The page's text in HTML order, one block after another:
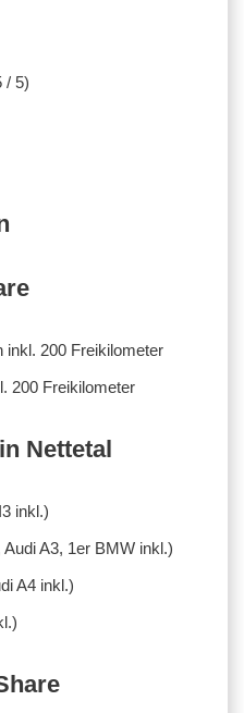
/ 5)
inkl. 200 Freikilometer
200 Freikilometer
Nettetal
inkl.)
A3, 1er BMW inkl.)
A4 inkl.)